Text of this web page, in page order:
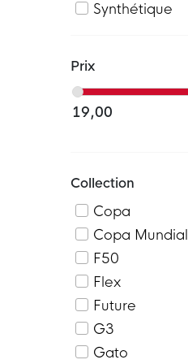
Synthétique
Prix
19,00
Collection
Copa
Copa Mundial
F50
Flex
Future
G3
Gato